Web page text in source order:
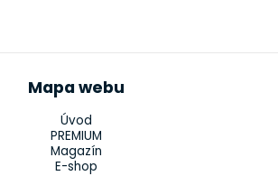
Mapa webu
Úvod
PREMIUM
Magazín
E-shop